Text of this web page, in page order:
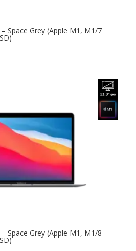
Space Grey (Apple M1, M1/7
Space Grey (Apple M1, M1/8